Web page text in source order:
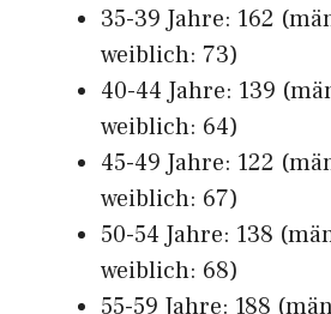
35-39 Jahre: 162
weiblich: 73)
40-44 Jahre: 139
weiblich: 64)
45-49 Jahre: 122
weiblich: 67)
50-54 Jahre: 138
weiblich: 68)
55-59 Jahre: 188